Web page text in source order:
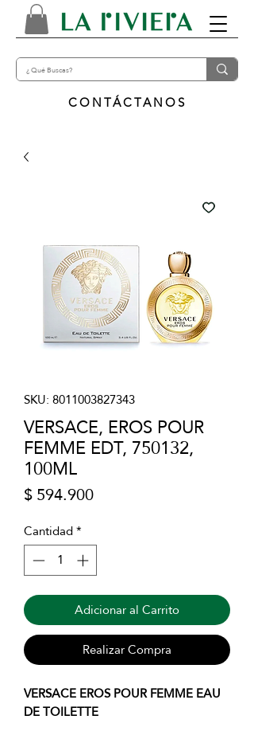
CONTÁCTANOS
SKU: 8011003827343
VERSACE, EROS POUR
FEMME EDT, 750132,
100ML
$ 594.900Precio
Cantidad*
Adicionar al Carrito
Realizar Compra
VERSACE EROS POUR FEMME EAU
DE TOILETTE